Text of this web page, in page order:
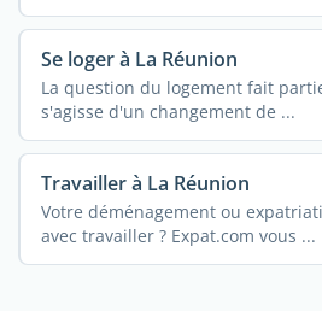
Se loger à La Réunion
La question du logement fait
s'agisse d'un changement de ...
Travailler à La Réunion
Votre déménagement ou
avec travailler ? Expat.com vous ...